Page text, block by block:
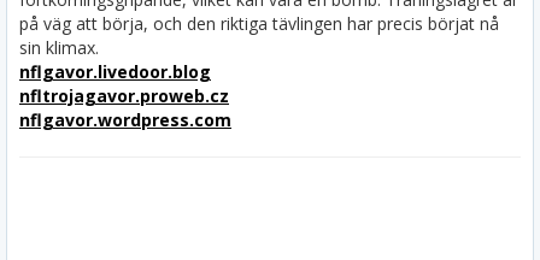
på väg att börja, och den riktiga tävlingen har precis börjat nå
sin klimax.
nflgavor.livedoor.blog
nfltrojagavor.proweb.cz
nflgavor.wordpress.com